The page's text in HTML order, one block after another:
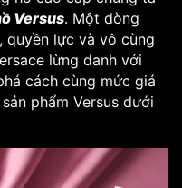
Versus. Một dòng
quyền lực và vô cùng
lừng danh với
cách cùng mức giá
phẩm Versus dưới